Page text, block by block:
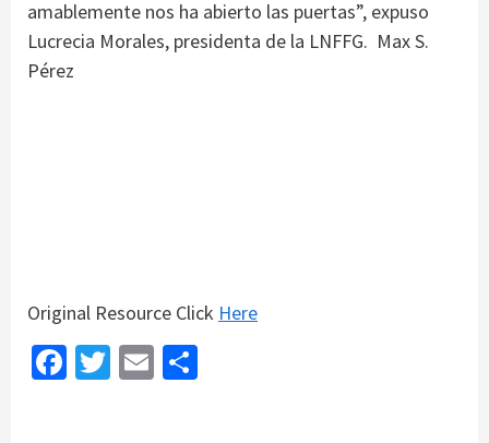
amablemente nos ha abierto las puertas”, expuso
Lucrecia Morales, presidenta de la LNFFG. Max S.
Pérez
Original Resource Click Here
Facebook
Twitter
Email